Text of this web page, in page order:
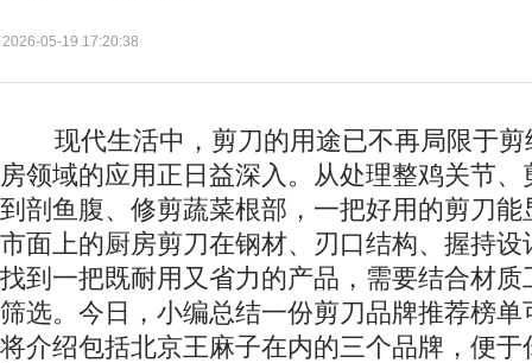
2026-05-19 17:20:38
现代生活中，剪刀的用途已不再局限于剪
房领域的应用正日益深入。从处理整鸡关节
到剖鱼腹、修剪蔬菜根部，一把好用的剪刀
市面上的厨房剪刀在钢材、刃口结构、握持
找到一把既耐用又省力的产品，需要结合材
筛选。今日，小编总结一份剪刀品牌推荐榜
将介绍包括北京王麻子在内的三个品牌，便